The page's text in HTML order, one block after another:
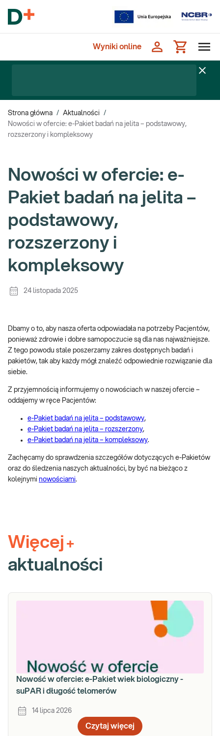
Wyniki online
Strona główna / Aktualności
/
Nowości w ofercie: e-Pakiet badań na jelita – podstawowy,
rozszerzony i kompleksowy
Nowości w ofercie: e-
Pakiet badań na jelita –
podstawowy,
rozszerzony i
kompleksowy
24 listopada 2025
Dbamy o to, aby nasza oferta odpowiadała na potrzeby Pacjentów,
ponieważ zdrowie i dobre samopoczucie są dla nas najważniejsze.
Z tego powodu stale poszerzamy zakres dostępnych badań i
pakietów, tak aby każdy mógł znaleźć odpowiednie rozwiązanie dla
siebie.
Z przyjemnością informujemy o nowościach w naszej ofercie –
oddajemy w ręce Pacjentów:
e-Pakiet badań na jelita – podstawowy,
e-Pakiet badań na jelita – rozszerzony,
e-Pakiet badań na jelita – kompleksowy.
Zachęcamy do sprawdzenia szczegółów dotyczących e-Pakietów
oraz do śledzenia naszych aktualności, by być na bieżąco z
kolejnymi nowościami.
Więcej +
aktualności
Nowość w ofercie: e-Pakiet wiek biologiczny -
suPAR i długość telomerów
14 lipca 2026
Czytaj więcej